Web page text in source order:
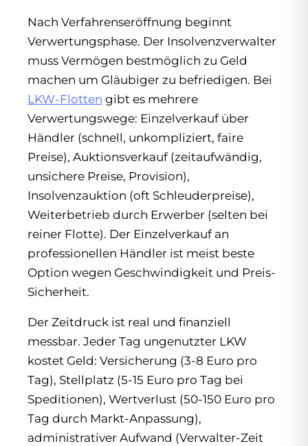
Nach Verfahrenseröffnung beginnt
Verwertungsphase. Der Insolvenzverwalter
muss Vermögen bestmöglich zu Geld
machen um Gläubiger zu befriedigen. Bei
LKW-Flotten gibt es mehrere
Verwertungswege: Einzelverkauf über
Händler (schnell, unkompliziert, faire
Preise), Auktionsverkauf (zeitaufwändig,
unsichere Preise, Provision),
Insolvenzauktion (oft Schleuderpreise),
Weiterbetrieb durch Erwerber (selten bei
reiner Flotte). Der Einzelverkauf an
professionellen Händler ist meist beste
Option wegen Geschwindigkeit und Preis-
Sicherheit.
Der Zeitdruck ist real und finanziell
messbar. Jeder Tag ungenutzter LKW
kostet Geld: Versicherung (3-8 Euro pro
Tag), Stellplatz (5-15 Euro pro Tag bei
Speditionen), Wertverlust (50-150 Euro pro
Tag durch Markt-Anpassung),
administrativer Aufwand (Verwalter-Zeit